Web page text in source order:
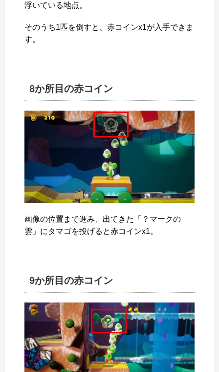
浮いている地点。
そのうち1匹を倒すと、赤コインx1が入手できま
す。
8か所目の赤コイン
画像の位置まで進み、出てきた「？マークの
雲」にタマゴを投げると赤コインx1。
9か所目の赤コイン